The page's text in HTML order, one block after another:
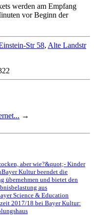
werden am Empfang
vor Beginn der
Str 58, Alte Landstr
→
aber wie?&quot;- Kinder
Bayer Kultur beendet die
übernehmen und bietet den
aus
Science & Education
2017/18 bei Bayer Kultur: